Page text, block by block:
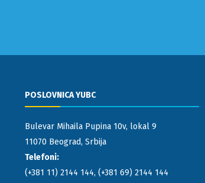
POSLOVNICA YUBC
Bulevar Mihaila Pupina 10v, lokal 9
11070 Beograd, Srbija
Telefoni:
(+381 11) 2144 144, (+381 69) 2144 144